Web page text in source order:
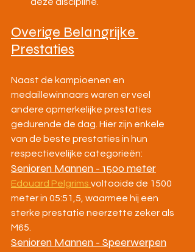
Overige Belangrijke
Prestaties
Naast de kampioenen en
medaillewinnaars waren er veel
andere opmerkelijke prestaties
gedurende de dag. Hier zijn enkele
van de beste prestaties in hun
respectievelijke categorieën:
Senioren Mannen - 1500 meter
Edouard Pelgrims voltooide de 1500
meter in 05:51,5, waarmee hij een
sterke prestatie neerzette zeker als
M65.
Senioren Mannen - Speerwerpen